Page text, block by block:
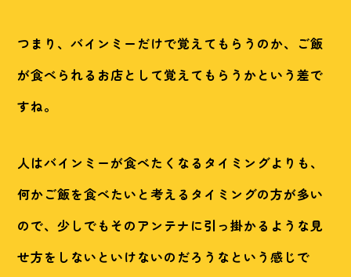
つまり、バインミーだけで覚えてもらうのか、ご飯
が食べられるお店として覚えてもらうかという差で
すね。
人はバインミーが食べたくなるタイミングよりも、
何かご飯を食べたいと考えるタイミングの方が多い
ので、少しでもそのアンテナに引っ掛かるような見
せ方をしないといけないのだろうなという感じで